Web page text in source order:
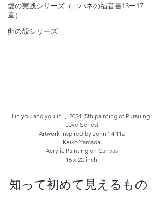
愛の実践シリーズ（ヨハネの福音書13ー17
章）
卵の殻シリーズ
I in you and you in I,  2024 (5th painting of Pursuing
Love Series)
Artwork inspired by John 14:11a
Keiko Yamada
Acrylic Painting on Canvas
16 x 20 inch
知って初めて見えるもの